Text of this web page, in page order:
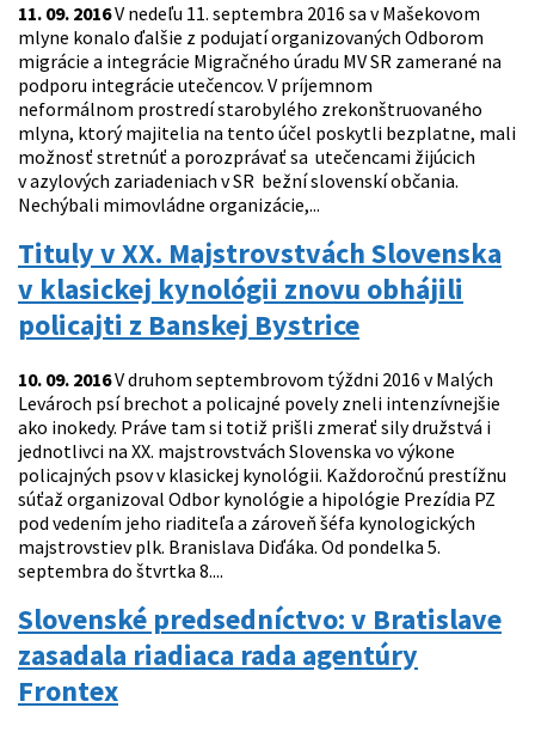
11. 09. 2016V nedeľu 11. septembra 2016 sa v Mašekovom
mlyne konalo ďalšie z podujatí organizovaných Odborom
migrácie a integrácie Migračného úradu MV SR zamerané na
podporu integrácie utečencov. V príjemnom
neformálnom prostredí starobylého zrekonštruovaného
mlyna, ktorý majitelia na tento účel poskytli bezplatne, mali
možnosť stretnúť a porozprávať sa utečencami žijúcich
v azylových zariadeniach v SR bežní slovenskí občania.
Nechýbali mimovládne organizácie,...
Tituly v XX. Majstrovstvách Slovenska
v klasickej kynológii znovu obhájili
policajti z Banskej Bystrice
10. 09. 2016V druhom septembrovom týždni 2016 v Malých
Levároch psí brechot a policajné povely zneli intenzívnejšie
ako inokedy. Práve tam si totiž prišli zmerať sily družstvá i
jednotlivci na XX. majstrovstvách Slovenska vo výkone
policajných psov v klasickej kynológii. Každoročnú prestížnu
súťaž organizoval Odbor kynológie a hipológie Prezídia PZ
pod vedením jeho riaditeľa a zároveň šéfa kynologických
majstrovstiev plk. Branislava Diďáka. Od pondelka 5.
septembra do štvrtka 8....
Slovenské predsedníctvo: v Bratislave
zasadala riadiaca rada agentúry
Frontex